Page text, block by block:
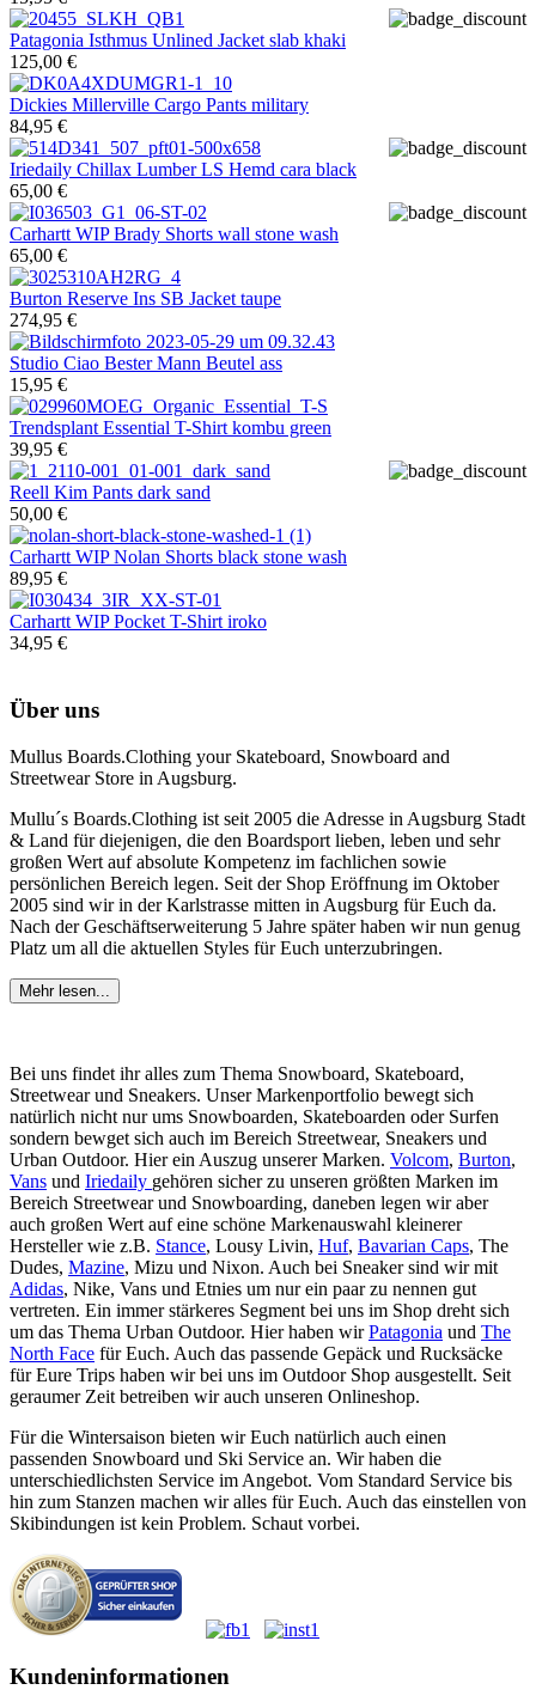
Patagonia Isthmus Unlined Jacket slab khaki
125,00 €
Dickies Millerville Cargo Pants military
84,95 €
Iriedaily Chillax Lumber LS Hemd cara black
65,00 €
Carhartt WIPBrady Shorts wall stone wash
65,00 €
Burton Reserve Ins SB Jacket taupe
274,95 €
Studio Ciao Bester Mann Beutel ass
15,95 €
Trendsplant Essential T-Shirt kombu green
39,95 €
Reell Kim Pants dark sand
50,00 €
Carhartt WIPNolan Shorts black stone wash
89,95 €
Carhartt WIPPocket T-Shirt iroko
34,95 €
Über uns
Mullus Boards.Clothing your Skateboard, Snowboard and
Streetwear Store in Augsburg.
Mullu´s Boards.Clothing ist seit 2005 die Adresse in Augsburg Stadt
& Land für diejenigen, die den Boardsport lieben, leben und sehr
großen Wert auf absolute Kompetenz im fachlichen sowie
persönlichen Bereich legen. Seit der Shop Eröffnung im Oktober
2005 sind wir in der Karlstrasse mitten in Augsburg für Euch da.
Nach der Geschäftserweiterung 5 Jahre später haben wir nun genug
Platz um all die aktuellen Styles für Euch unterzubringen.
Mehr lesen...
Bei uns findet ihr alles zum Thema Snowboard, Skateboard,
Streetwear und Sneakers. Unser Markenportfolio bewegt sich
natürlich nicht nur ums Snowboarden, Skateboarden oder Surfen
sondern bewget sich auch im Bereich Streetwear, Sneakers und
Urban Outdoor. Hier ein Auszug unserer Marken. Volcom, Burton,
Vans und Iriedaily gehören sicher zu unseren größten Marken im
Bereich Streetwear und Snowboarding, daneben legen wir aber
auch großen Wert auf eine schöne Markenauswahl kleinerer
Hersteller wie z.B. Stance, Lousy Livin, Huf, Bavarian Caps, The
Dudes, Mazine, Mizu und Nixon. Auch bei Sneaker sind wir mit
Adidas, Nike, Vans und Etnies um nur ein paar zu nennen gut
vertreten. Ein immer stärkeres Segment bei uns im Shop dreht sich
um das Thema Urban Outdoor. Hier haben wirPatagonia und The
North Face für Euch. Auch das passende Gepäck und Rucksäcke
für Eure Trips haben wir bei uns im Outdoor Shop ausgestellt. Seit
geraumer Zeit betreiben wir auch unseren Onlineshop.
Für die Wintersaison bieten wir Euch natürlich auch einen
passenden Snowboard und Ski Service an. Wir haben die
unterschiedlichsten Service im Angebot. Vom Standard Service bis
hin zum Stanzen machen wir alles für Euch. Auch das einstellen von
Skibindungen ist kein Problem. Schaut vorbei.
Kundeninformationen